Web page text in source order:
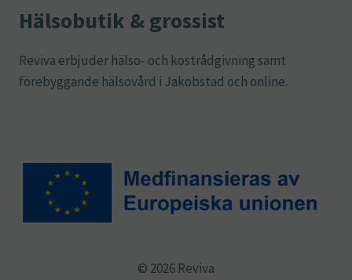
Hälsobutik & grossist
Reviva erbjuder hälso- och kostrådgivning samt
förebyggande hälsovård i Jakobstad och online.
© 2026 Reviva